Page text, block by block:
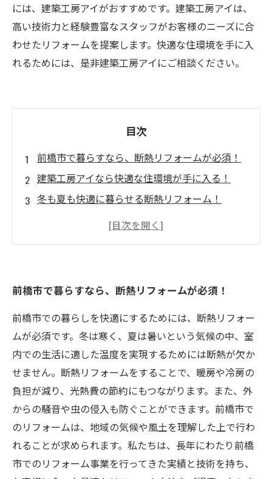
には、建築工房アイがおすすめです。建築工房アイは、
高い技術力と経験豊富なスタッフがお客様のニーズに合
わせたリフォームを提案します。快適な住環境を手に入
れるためには、是非建築工房アイにご相談ください。
目次
前橋市で暮らすなら、断熱リフォームが必須！
建築工房アイなら快適な住環境が手に入る！
冬も夏も快適に暮らせる断熱リフォーム！
節約もできる！エコなリフォームで暮らしを充
前橋市で暮らすなら、断熱リフォームが必須！
前橋市での暮らしを快適にするためには、断熱リフォー
ムが必須です。冬は寒く、夏は暑いという気候の中、室
内での生活に適した温度を実現するためには断熱が欠か
せません。断熱リフォームをすることで、暖房や冷房の
負担が減り、光熱費の節約にもつながります。また、外
からの騒音や虫の侵入も防ぐことができます。前橋市で
のリフォームは、地域の気候や風土を理解した上で行わ
れることが求められます。私たちは、長年にわたり前橋
市でのリフォーム事業を行ってきた実績と技術を持ち、